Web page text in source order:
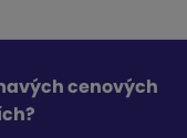
cenových